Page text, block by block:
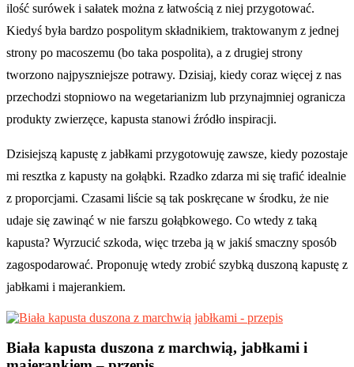
ilość surówek i sałatek można z łatwością z niej przygotować.
Kiedyś była bardzo pospolitym składnikiem, traktowanym z jednej
strony po macoszemu (bo taka pospolita), a z drugiej strony
tworzono najpyszniejsze potrawy. Dzisiaj, kiedy coraz więcej z nas
przechodzi stopniowo na wegetarianizm lub przynajmniej ogranicza
produkty zwierzęce, kapusta stanowi źródło inspiracji.
Dzisiejszą kapustę z jabłkami przygotowuję zawsze, kiedy pozostaje
mi resztka z kapusty na gołąbki. Rzadko zdarza mi się trafić idealnie
z proporcjami. Czasami liście są tak poskręcane w środku, że nie
udaje się zawinąć w nie farszu gołąbkowego. Co wtedy z taką
kapusta? Wyrzucić szkoda, więc trzeba ją w jakiś smaczny sposób
zagospodarować. Proponuję wtedy zrobić szybką duszoną kapustę z
jabłkami i majerankiem.
Biała kapusta duszona z marchwią, jabłkami i